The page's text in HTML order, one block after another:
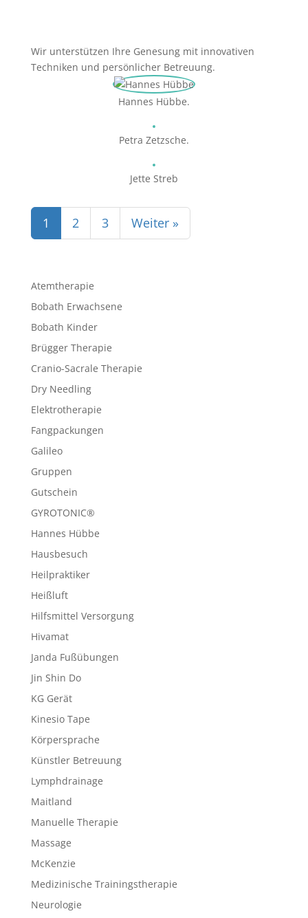
Wir unterstützen Ihre Genesung mit innovativen
Techniken und persönlicher Betreuung.
Hannes Hübbe.
Petra Zetzsche.
Jette Streb
1 2 3 Weiter »
Atemtherapie
Bobath Erwachsene
Bobath Kinder
Brügger Therapie
Cranio-Sacrale Therapie
Dry Needling
Elektrotherapie
Fangpackungen
Galileo
Gruppen
Gutschein
GYROTONIC®
Hannes Hübbe
Hausbesuch
Heilpraktiker
Heißluft
Hilfsmittel Versorgung
Hivamat
Janda Fußübungen
Jin Shin Do
KG Gerät
Kinesio Tape
Körpersprache
Künstler Betreuung
Lymphdrainage
Maitland
Manuelle Therapie
Massage
McKenzie
Medizinische Trainingstherapie
Neurologie